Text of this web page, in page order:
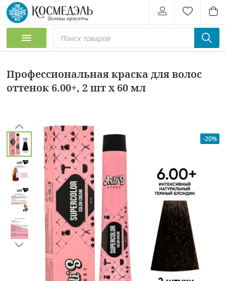
Профессиональная краска для волос
оттенок 6.00+, 2 шт х 60 мл
-20%